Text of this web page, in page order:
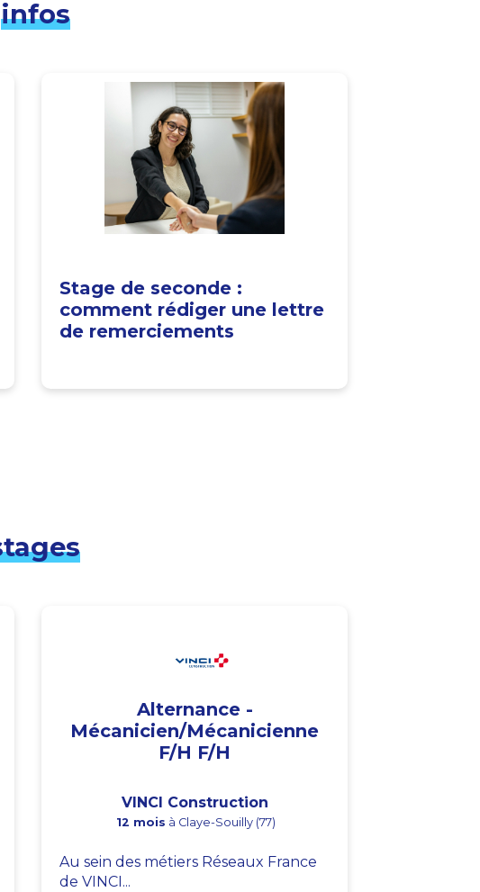
infos
Stage de seconde :
comment rédiger une lettre
de remerciements
Alternance -
Mécanicien/Mécanicienne
F/H F/H
VINCI Construction
12 mois à Claye-Souilly (77)
Au sein des métiers Réseaux France
de VINCI...